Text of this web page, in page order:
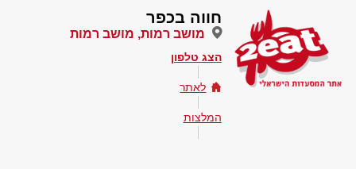
חווה בכפר
מושב רמות, מושב רמות
הצג טלפון
לאתר
המלצות